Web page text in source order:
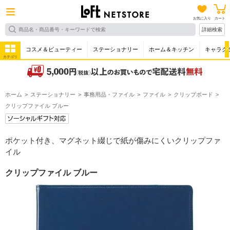
お気に入り カート
詳細検索
カテゴリ
コスメ＆ビューティー ステーショナリー ホーム＆キッチン キャラク
ホーム ステーショナリー 事務用品・ファイル ファイル
クリップボード
クリップファイル ブルー
ポケット付き、マグネット綴じで紙が傷みにくいクリップファ
イル
クリップファイル ブルー